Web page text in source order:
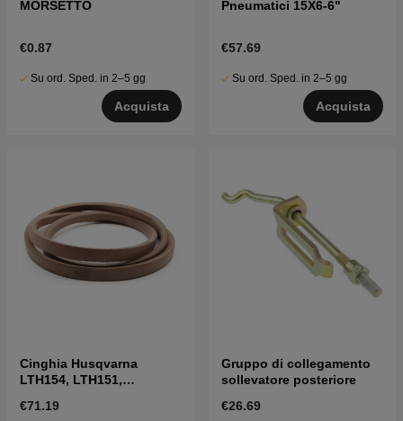
MORSETTO
€0.87
Su ord. Sped. in 2–5 gg
Acquista
Pneumatici 15X6-6"
€57.69
Su ord. Sped. in 2–5 gg
Acquista
Cinghia Husqvarna
LTH154, LTH151,
LT2216A2
€71.19
Gruppo di collegamento
sollevatore posteriore
€26.69